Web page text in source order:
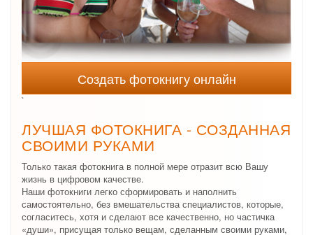
Создать фотокнигу онлайн
`
ЛУЧШАЯ ФОТОКНИГА - СОЗДАННАЯ
СВОИМИ РУКАМИ
Только такая фотокнига в полной мере отразит всю Вашу
жизнь в цифровом качестве.
Наши фотокниги легко сформировать и наполнить
самостоятельно, без вмешательства специалистов, которые,
согласитесь, хотя и сделают все качественно, но частичка
«души», присущая только вещам, сделанным своими руками,